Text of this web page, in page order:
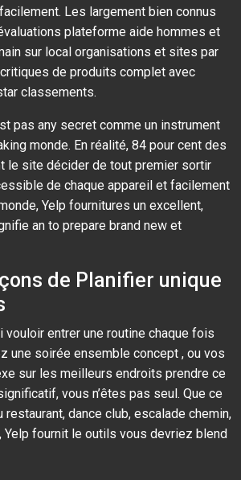
Les largement bien connus
plateforme aide hommes et
sur local organisations et sites par
de produits complet avec
classements.
pas any secret comme un instrument
monde. En réalité, 84 pour cent des
le site décider de tout premier sortir
de chaque appareil et facilement
Yelp fournitures un excellent,
an to prepare brand new et
de Planifier unique
vouloir entrer une routine chaque fois
une soirée ensemble concept , ou vos
sur les meilleurs endroits prendre ce
vous n’êtes pas seul. Que ce
restaurant, dance club, escalade chemin,
fournit le outils vous devriez blend